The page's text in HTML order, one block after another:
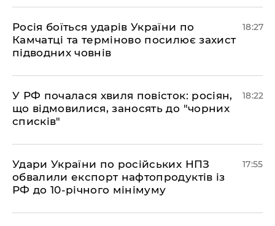
​Росія боїться ударів України по
Камчатці та терміново посилює захист
підводних човнів
18:27
​У РФ почалася хвиля повісток: росіян,
що відмовилися, заносять до "чорних
списків"
18:22
​Удари України по російських НПЗ
обвалили експорт нафтопродуктів із
РФ до 10-річного мінімуму
17:55